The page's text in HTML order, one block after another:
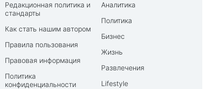
Редакционная политика и
стандарты
Как стать нашим автором
Правила пользования
Правовая информация
Политика
конфиденциальности
Аналитика
Политика
Бизнес
Жизнь
Развлечения
Lifestyle